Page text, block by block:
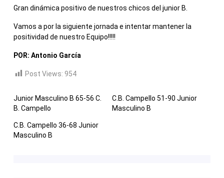
Gran dinámica positivo de nuestros chicos del junior B.
Vamos a por la siguiente jornada e intentar mantener la
positividad de nuestro Equipo!!!!!
POR: Antonio García
Post Views: 954
Junior Masculino B 65-56 C.
B. Campello
C.B. Campello 51-90 Junior
Masculino B
C.B. Campello 36-68 Junior
Masculino B